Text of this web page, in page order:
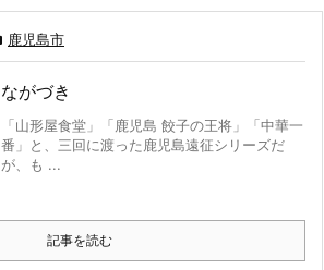
鹿児島市
ながづき
「山形屋食堂」「鹿児島 餃子の王将」「中華一
番」と、三回に渡った鹿児島遠征シリーズだ
が、も ...
記事を読む